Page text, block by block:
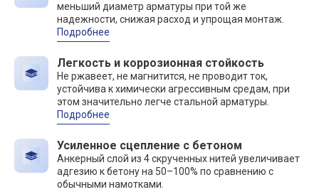
меньший диаметр арматуры при той же
надежности, снижая расход и упрощая монтаж.
Подробнее
Легкость и коррозионная стойкость
Не ржавеет, не магнитится, не проводит ток,
устойчива к химически агрессивным средам, при
этом значительно легче стальной арматуры.
Подробнее
Усиленное сцепление с бетоном
Анкерный слой из 4 скрученных нитей увеличивает
адгезию к бетону на 50–100% по сравнению с
обычными намотками.